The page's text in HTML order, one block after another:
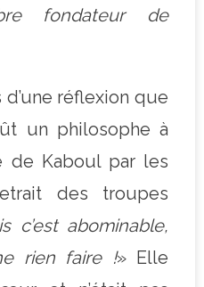
fondateur de
réflexion que
un philosophe à
de Kaboul par les
des troupes
c’est abominable,
rien faire !» Elle